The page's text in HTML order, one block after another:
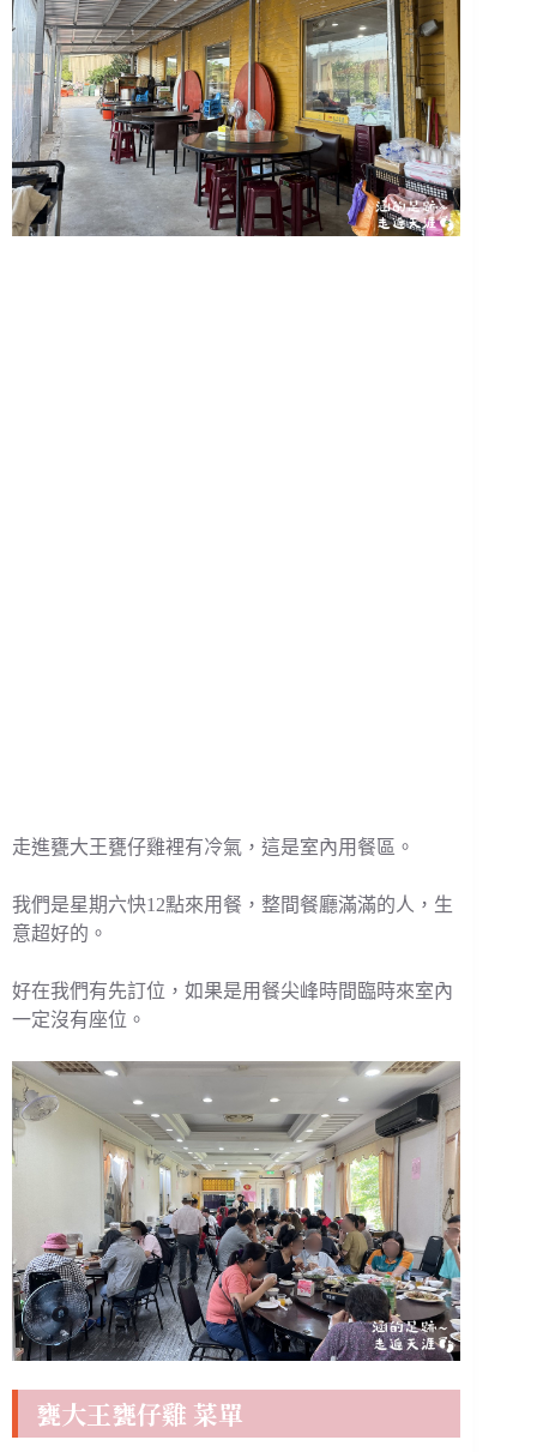
走進甕大王甕仔雞裡有冷氣，這是室內用餐區。
我們是星期六快12點來用餐，整間餐廳滿滿的人，生
意超好的。
好在我們有先訂位，如果是用餐尖峰時間臨時來室內
一定沒有座位。
甕大王甕仔雞 菜單